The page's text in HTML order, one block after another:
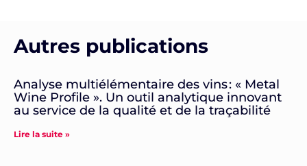
Autres publications
Analyse multiélémentaire des vins : « Metal
Wine Profile ». Un outil analytique innovant
au service de la qualité et de la traçabilité
Lire la suite »